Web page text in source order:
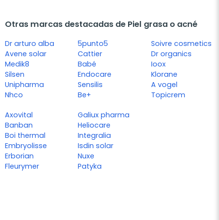
Otras marcas destacadas de Piel grasa o acné
Dr arturo alba
Avene solar
Medik8
Silsen
Unipharma
Nhco
5punto5
Cattier
Babé
Endocare
Sensilis
Be+
Soivre cosmetics
Dr organics
Ioox
Klorane
A vogel
Topicrem
Axovital
Banban
Boi thermal
Embryolisse
Erborian
Fleurymer
Galiux pharma
Heliocare
Integralia
Isdin solar
Nuxe
Patyka